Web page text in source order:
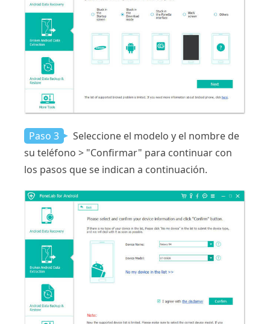
Paso 3
Seleccione el modelo y el nombre de
su teléfono > "Confirmar" para continuar con
los pasos que se indican a continuación.